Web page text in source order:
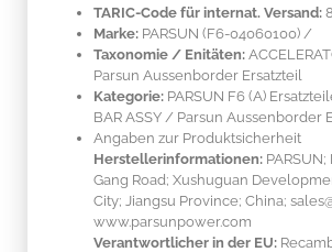
TARIC-Code für internat. Versand:
Marke: PARSUN (F6-04060100) /
Taxonomie / Enitäten:
Parsun Aussenborder Ersatzteil
Kategorie: PARSUN F6 (A)
BAR ASSY / Parsun Aussenborder
Angaben zur Produktsicherheit
Herstellerinformationen: PARSUN;
Gang Road; Xushuguan
City; Jiangsu Province; China;
www.parsunpower.com
Verantwortlicher in der EU: